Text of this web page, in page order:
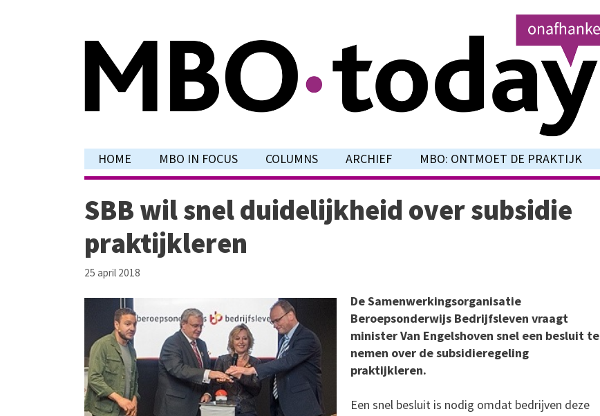
HOME MBO IN FOCUS COLUMNS ARCHIEF MBO: ONTMOET DE PRAKTIJK
SBB wil snel duidelijkheid over subsidie
praktijkleren
25 april 2018
De Samenwerkingsorganisatie
Beroepsonderwijs Bedrijfsleven vraagt
minister Van Engelshoven snel een besluit te
nemen over de subsidieregeling
praktijkleren.
Een snel besluit is nodig omdat bedrijven deze